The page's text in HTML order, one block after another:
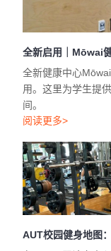
全新启用｜Mōwai
全新健康中心
用。这里为学生提
间。
阅读更多>
AUT校园健身地图